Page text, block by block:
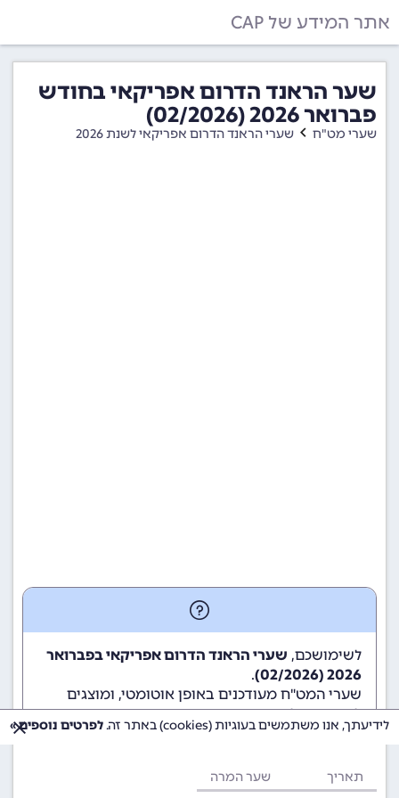
אתר המידע של CAP
שער הראנד הדרום אפריקאי בחודש
פברואר 2026 (02/2026)
שערי מט"ח שערי הראנד הדרום אפריקאי לשנת 2026
לשימושכם, שערי הראנד הדרום אפריקאי בפברואר
2026 (02/2026)
.
שערי המט"ח מעודכנים באופן אוטומטי, ומוצגים
לשימוש גולשי ומשתמשי האתר.
תאריך שער המרה
לידיעתך, אנו משתמשים בעוגיות (cookies) באתר זה. לפרטים נוספים »